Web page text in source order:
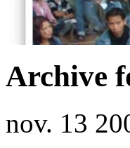
Archive
nov. 13